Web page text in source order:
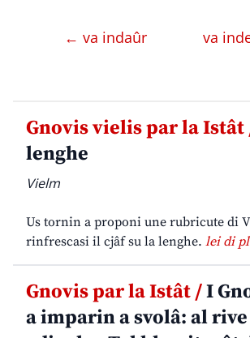
← va indaûr va
Gnovis vielis par la Istât
lenghe
Vielm
Us tornin a proponi une rubricute di
rinfrescasi il cjâf su la lenghe. lei di
Gnovis par la Istât /I
a imparin a svolâ: al